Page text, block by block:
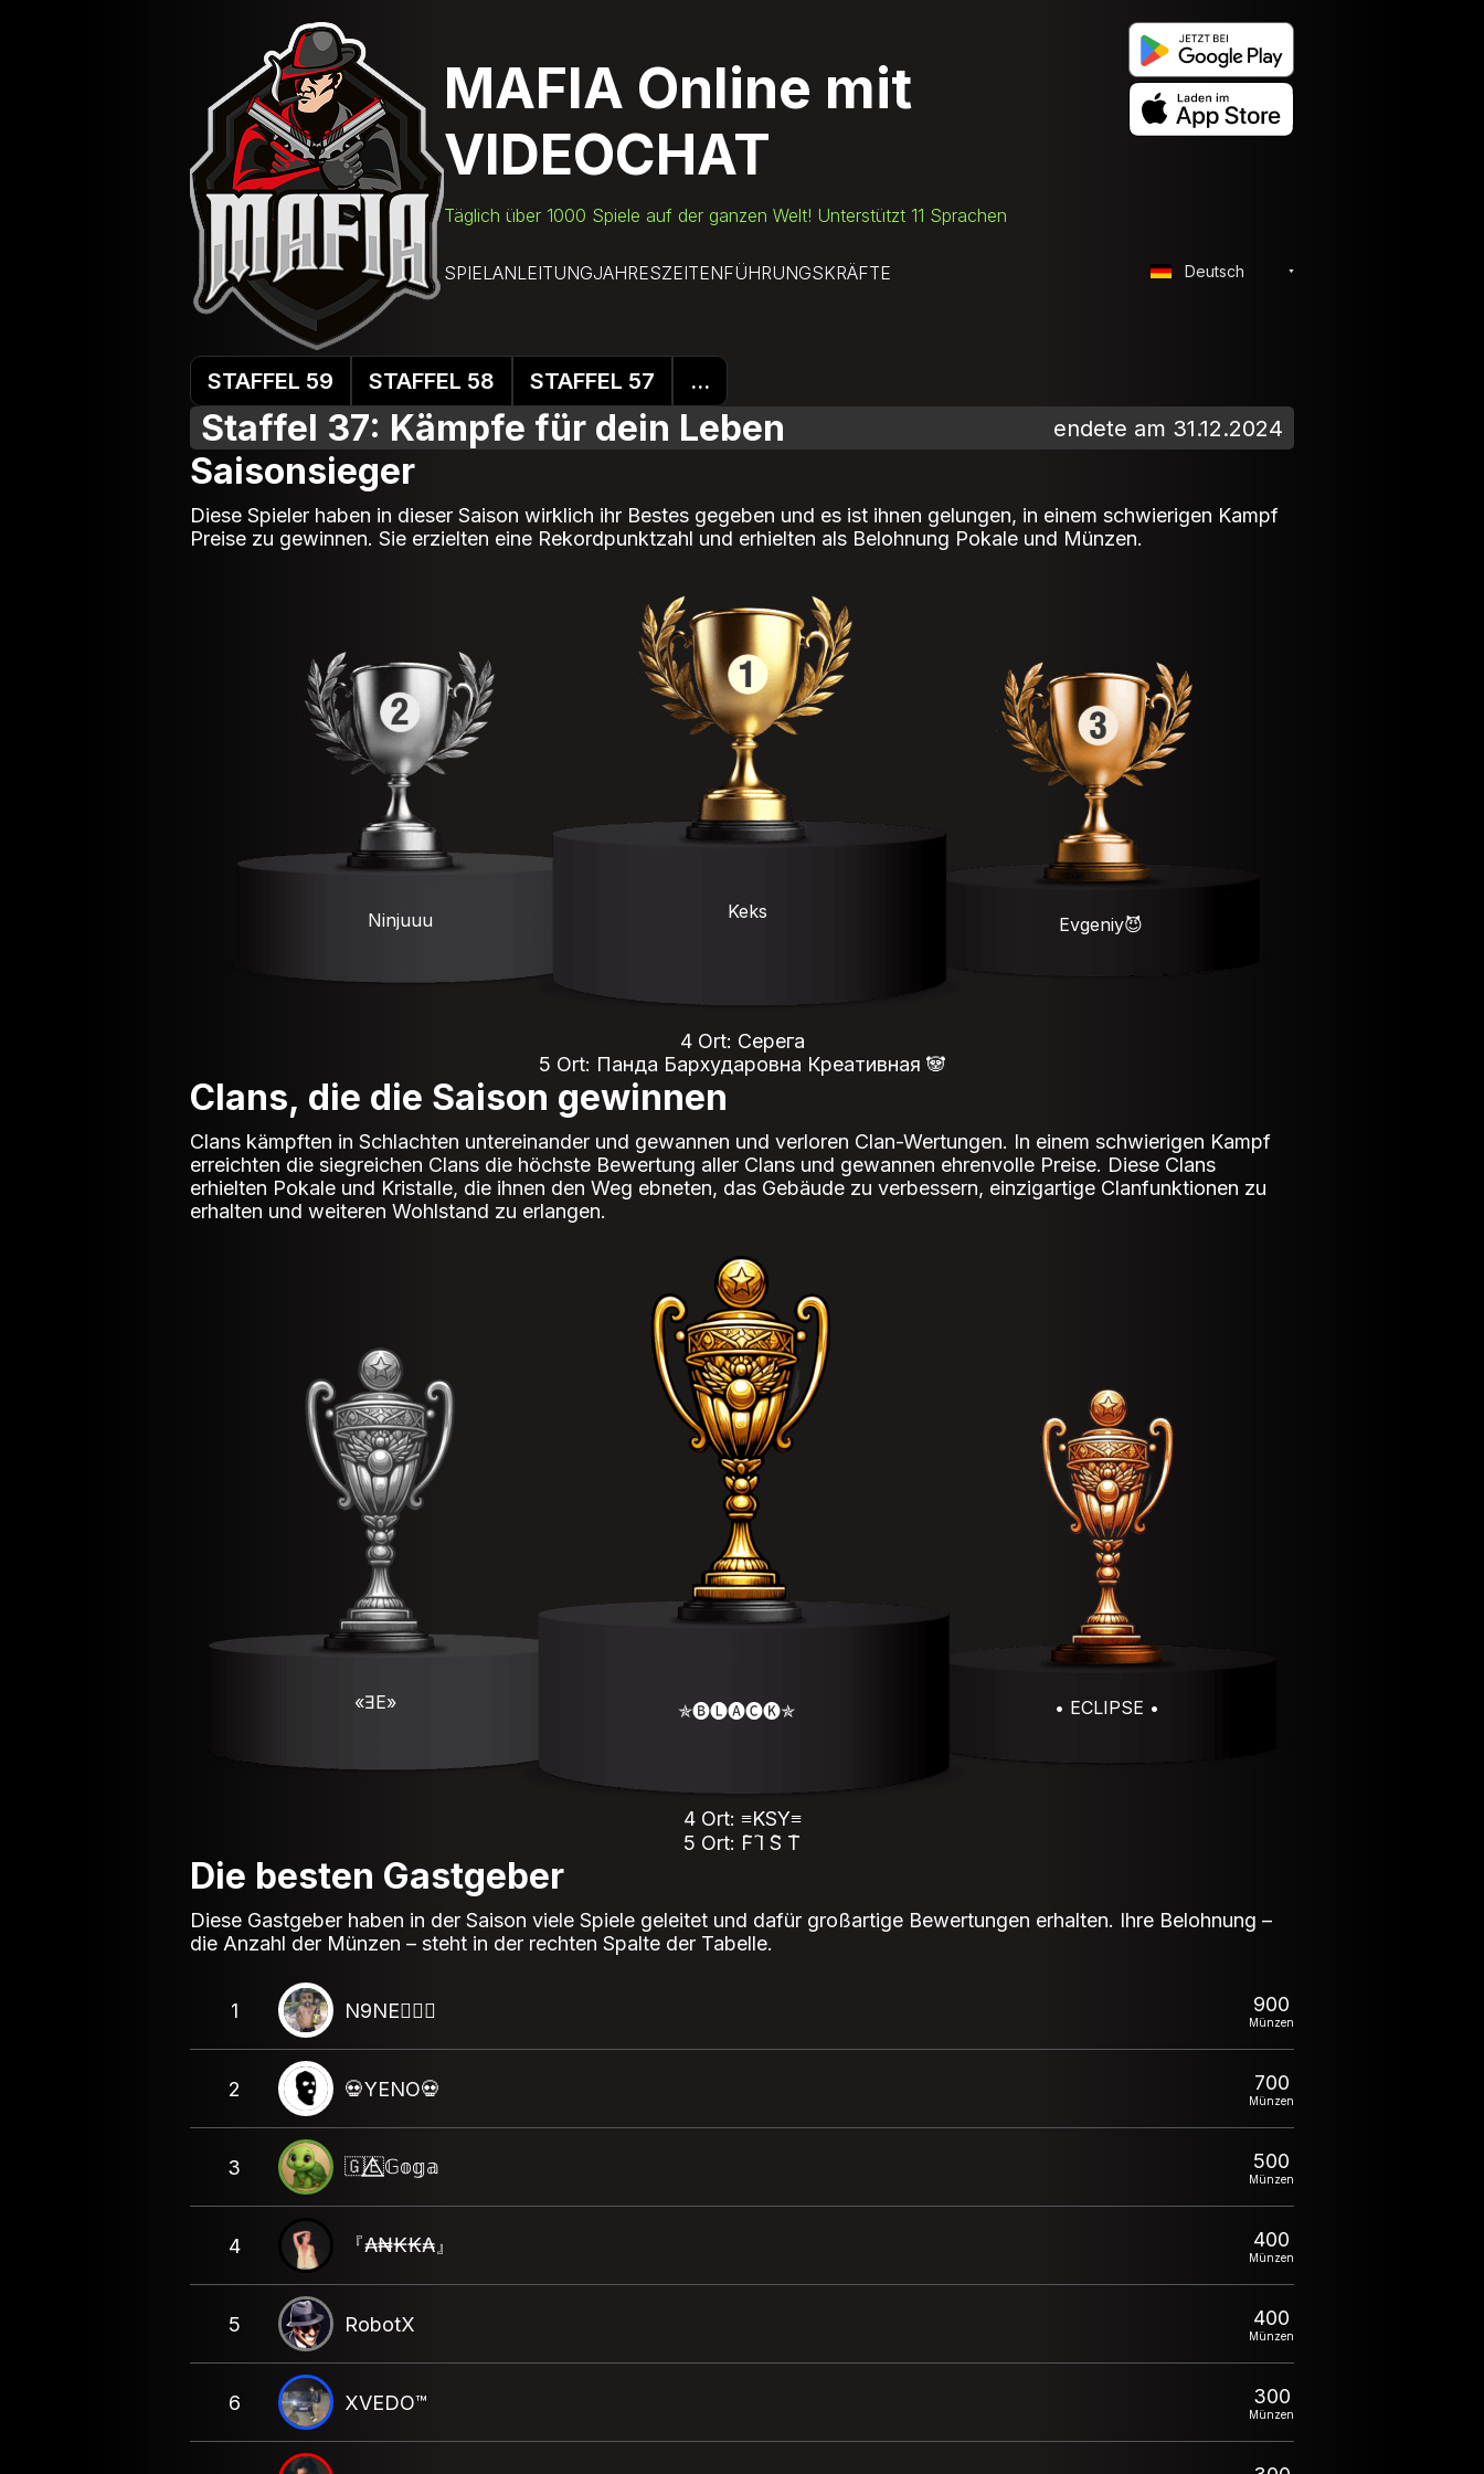
MAFIA Online mit
VIDEOCHAT
Täglich über 1000 Spiele auf der ganzen Welt! Unterstützt 11 Sprachen
SPIELANLEITUNGJAHRESZEITENFÜHRUNGSKRÄFTE Deutsch
STAFFEL 59 STAFFEL 58 STAFFEL 57 ...
Staffel 37: Kämpfe für dein Leben endete am 31.12.2024
Saisonsieger
Diese Spieler haben in dieser Saison wirklich ihr Bestes gegeben und es ist ihnen gelungen, in einem schwierigen Kampf
Preise zu gewinnen. Sie erzielten eine Rekordpunktzahl und erhielten als Belohnung Pokale und Münzen.
Keks
Ninjuuu Evgeniy😈
4 Ort: Серега
5 Ort: Панда Бархударовна Креативная 🐼
Clans, die die Saison gewinnen
Clans kämpften in Schlachten untereinander und gewannen und verloren Clan-Wertungen. In einem schwierigen Kampf
erreichten die siegreichen Clans die höchste Bewertung aller Clans und gewannen ehrenvolle Preise. Diese Clans
erhielten Pokale und Kristalle, die ihnen den Weg ebneten, das Gebäude zu verbessern, einzigartige Clanfunktionen zu
erhalten und weiteren Wohlstand zu erlangen.
✯🅑🅛🅐🅒🅚✯
«ƎE» • ECLIPSE •
4 Ort: ≡KSY≡
5 Ort: F҇ I҇ S҇ T҇
Die besten Gastgeber
Diese Gastgeber haben in der Saison viele Spiele geleitet und dafür großartige Bewertungen erhalten. Ihre Belohnung –
die Anzahl der Münzen – steht in der rechten Spalte der Tabelle.
1 N9NE🧛🏻‍♂️ 900
Münzen
2 💀YENO💀 700
Münzen
3 🇬🇪⃤𝔾𝕠𝕘𝕒 500
Münzen
4 『₳₦₭₭₳』 400
Münzen
5 RobotX 400
Münzen
6 XVEDO™ 300
Münzen